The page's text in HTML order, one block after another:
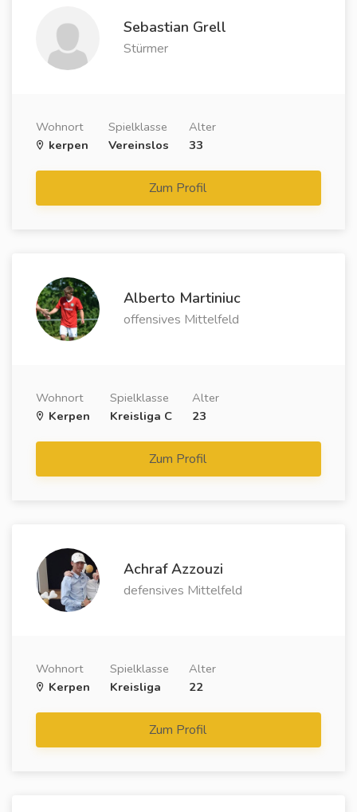
Sebastian Grell
Stürmer
Wohnort
kerpen
Spielklasse
Vereinslos
Alter
33
Zum Profil
Alberto Martiniuc
offensives Mittelfeld
Wohnort
Kerpen
Spielklasse
Kreisliga C
Alter
23
Zum Profil
Achraf Azzouzi
defensives Mittelfeld
Wohnort
Kerpen
Spielklasse
Kreisliga
Alter
22
Zum Profil